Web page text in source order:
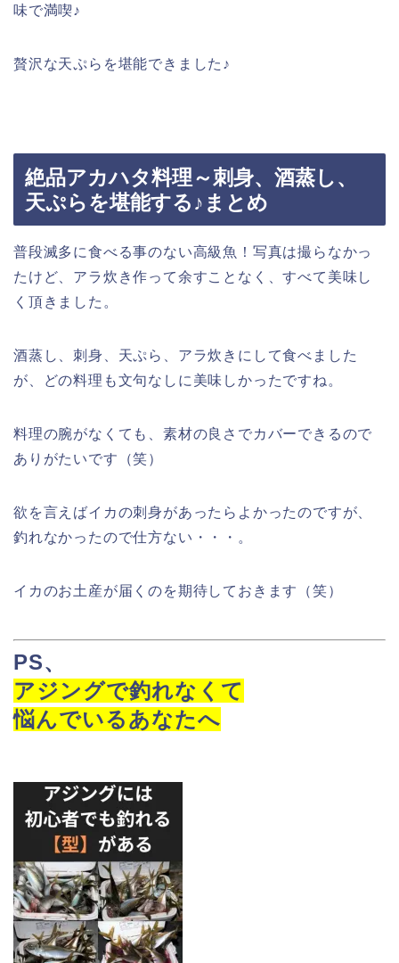
味で満喫♪
贅沢な天ぷらを堪能できました♪
絶品アカハタ料理～刺身、酒蒸し、
天ぷらを堪能する♪まとめ
普段滅多に食べる事のない高級魚！写真は撮らなかっ
たけど、アラ炊き作って余すことなく、すべて美味し
く頂きました。
酒蒸し、刺身、天ぷら、アラ炊きにして食べました
が、どの料理も文句なしに美味しかったですね。
料理の腕がなくても、素材の良さでカバーできるので
ありがたいです（笑）
欲を言えばイカの刺身があったらよかったのですが、
釣れなかったので仕方ない・・・。
イカのお土産が届くのを期待しておきます（笑）
PS、
アジングで釣れなくて
悩んでいるあなたへ